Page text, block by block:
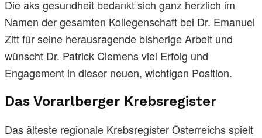
Die aks gesundheit bedankt sich ganz herzlich im
Namen der gesamten Kollegenschaft bei Dr. Emanuel
Zitt für seine herausragende bisherige Arbeit und
wünscht Dr. Patrick Clemens viel Erfolg und
Engagement in dieser neuen, wichtigen Position.
Das Vorarlberger Krebsregister
Das älteste regionale Krebsregister Österreichs spielt